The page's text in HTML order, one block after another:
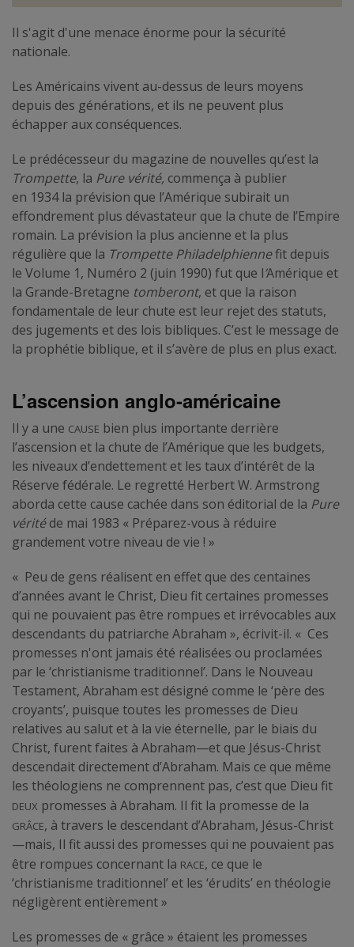
Il s'agit d'une menace énorme pour la sécurité
nationale.
Les Américains vivent au-dessus de leurs moyens
depuis des générations, et ils ne peuvent plus
échapper aux conséquences.
Le prédécesseur du magazine de nouvelles qu’est la
Trompette, la Pure vérité, commença à publier
en 1934 la prévision que l’Amérique subirait un
effondrement plus dévastateur que la chute de l’Empire
romain. La prévision la plus ancienne et la plus
régulière que la Trompette Philadelphiennefit depuis
le Volume 1, Numéro 2 (juin 1990) fut que l’Amérique et
la Grande-Bretagne tomberont, et que la raison
fondamentale de leur chute est leur rejet des statuts,
des jugements et des lois bibliques. C’est le message de
la prophétie biblique, et il s’avère de plus en plus exact.
L’ascension anglo-américaine
Il y a une cause bien plus importante derrière
l’ascension et la chute de l’Amérique que les budgets,
les niveaux d’endettement et les taux d’intérêt de la
Réserve fédérale. Le regretté Herbert W. Armstrong
aborda cette cause cachée dans son éditorial de la Pure
véritéde mai 1983 « Préparez-vous à réduire
grandement votre niveau de vie ! »
« Peu de gens réalisent en effet que des centaines
d’années avant le Christ, Dieu fit certaines promesses
qui ne pouvaient pas être rompues et irrévocables aux
descendants du patriarche Abraham », écrivit-il. « Ces
promesses n'ont jamais été réalisées ou proclamées
par le ‘christianisme traditionnel’. Dans le Nouveau
Testament, Abraham est désigné comme le ‘père des
croyants’, puisque toutes les promesses de Dieu
relatives au salut et à la vie éternelle, par le biais du
Christ, furent faites à Abraham—et que Jésus-Christ
descendait directement d’Abraham. Mais ce que même
les théologiens ne comprennent pas, c’est que Dieu fit
deux promesses à Abraham. Il fit la promesse de la
grâce, à travers le descendant d’Abraham, Jésus-Christ
—mais, Il fit aussi des promesses qui ne pouvaient pas
être rompues concernant la race, ce que le
‘christianisme traditionnel’ et les ‘érudits’ en théologie
négligèrent entièrement »
Les promesses de « grâce » étaient les promesses